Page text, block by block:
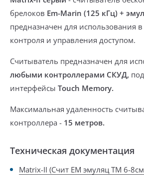
брелоков Em-Marin (125 кГц) +
предназначен для использования в
контроля и управления доступом.
Считыватель предназначен для
любыми контроллерами СКУД,
интерфейсы Touch Memory.
Максимальная удаленность
контроллера - 15 метров.
Техническая документация
Matrix-II (Счит ЕМ эмуляц ТМ 6-